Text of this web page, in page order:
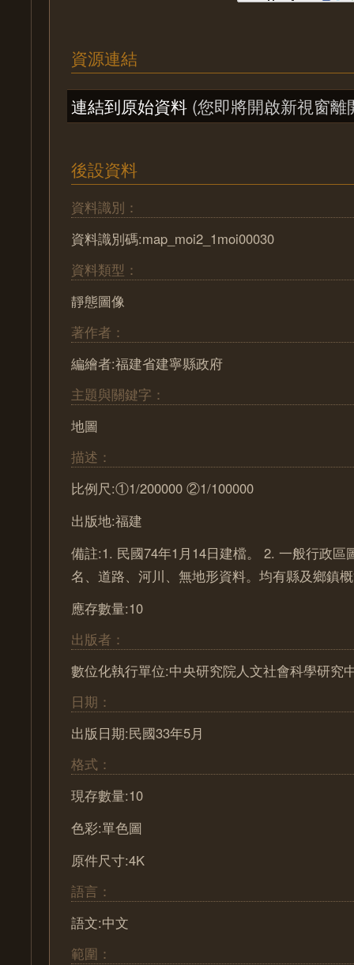
資源連結
連結到原始資料 (您即將開啟新視窗離
後設資料
資料識別：
資料識別碼:map_moi2_1moi00030
資料類型：
靜態圖像
著作者：
編繪者:福建省建寧縣政府
主題與關鍵字：
地圖
描述：
比例尺:①1/200000 ②1/100000
出版地:福建
備註:1. 民國74年1月14日建檔。 2. 一般行政區
名、道路、河川、無地形資料。均有縣及鄉鎮
應存數量:10
出版者：
數位化執行單位:中央研究院人文社會科學研究
日期：
出版日期:民國33年5月
格式：
現存數量:10
色彩:單色圖
原件尺寸:4K
語言：
語文:中文
範圍：